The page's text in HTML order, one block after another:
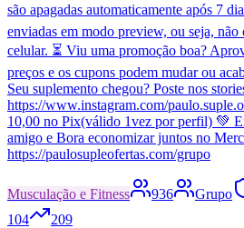
são apagadas automaticamente após 7
enviadas em modo preview, ou seja, não
celular. ⏳ Viu uma promoção boa?
preços e os cupons podem mudar ou
Seu suplemento chegou? Poste nos
https://www.instagram.com/
10,00 no Pix(válido 1vez por perfil) 💚
amigo e Bora economizar juntos no
https://paulosupleofertas.com/grupo
Musculação e Fitness 936 Grupo
104
209